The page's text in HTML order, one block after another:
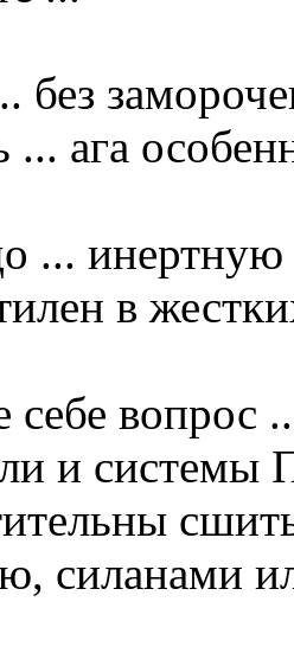
без
ага
... инертную
в
себе вопрос
и
силанами